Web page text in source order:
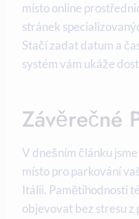
místo online
stránek
Stačí zadat datum a
systém vám ukáže
Závěrečné
V dnešním článku
místo pro parkování
Itálii. Pamětihodnosti
objevovat bez stresu z